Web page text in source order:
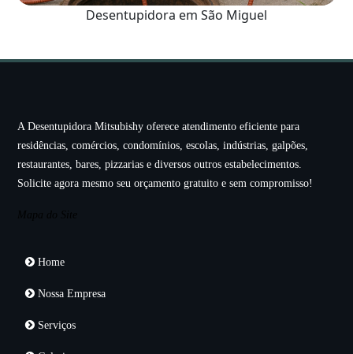
Desentupidora em São Miguel
A Desentupidora Mitsubishy oferece atendimento eficiente para
residências, comércios, condomínios, escolas, indústrias, galpões,
restaurantes, bares, pizzarias e diversos outros estabelecimentos.
Solicite agora mesmo seu orçamento gratuito e sem compromisso!
Mapa do Site
Home
Nossa Empresa
Serviços